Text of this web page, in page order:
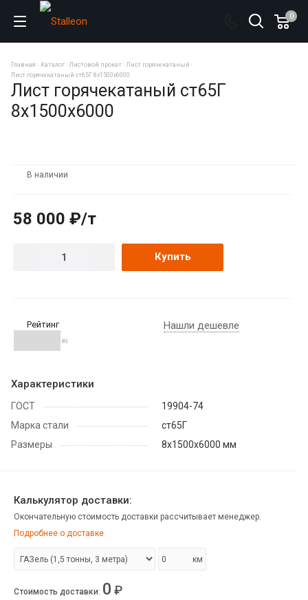
0
Главная Каталог Листовой прокат
Лист горячекатаный
Лист горячекатаный ст65Г 8х1500х6000
Лист горячекатаный ст65Г
8х1500х6000
В наличии
58 000 ₽/т
Купить
Рейтинг
(0)
Нашли дешевле
Характеристики
ГОСТ
19904-74
Марка стали
ст65Г
Размеры
8х1500х6000 мм
Калькулятор доставки:
Окончательную стоимость доставки рассчитывает менеджер.
Подробнее о доставке
км
Стоимость доставки: 0 ₽